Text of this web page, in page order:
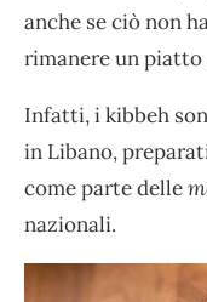
anche se ciò non
rimanere un piatto
Infatti, i kibbeh
in Libano,
come parte delle
nazionali.